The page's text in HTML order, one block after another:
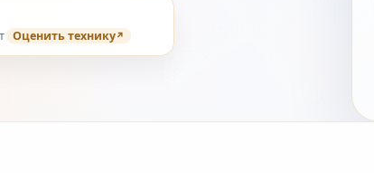
Оценить технику